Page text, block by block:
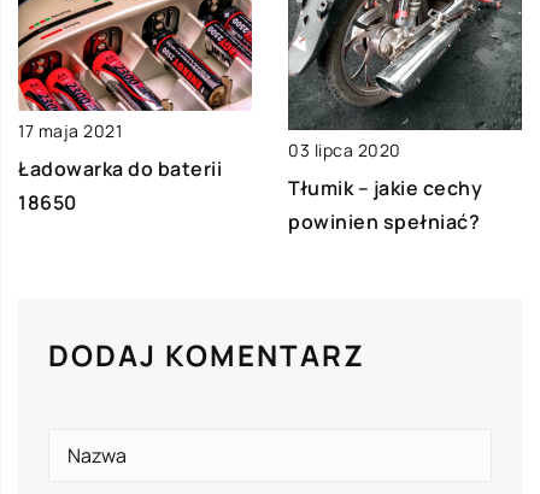
17 maja 2021
Ładowarka do baterii
18650
03 lipca 2020
Tłumik – jakie cechy
powinien spełniać?
DODAJ KOMENTARZ